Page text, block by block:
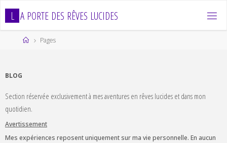
L A PORTE DES RÊVES LUCIDES
HomePages
BLOG
Section réservée exclusivement à mes aventures en rêves lucides et dans mon
quotidien.
Avertissement
Mes expériences reposent uniquement sur ma vie personnelle. En aucun